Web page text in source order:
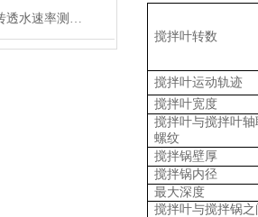
全自动砂基透水砖透水速率测试仪产品展示
搅拌叶转数
搅拌叶运动轨迹
搅拌叶宽度
搅拌叶与搅拌叶轴
螺纹
搅拌锅壁厚
搅拌锅内径
最大深度
搅拌叶与搅拌锅之